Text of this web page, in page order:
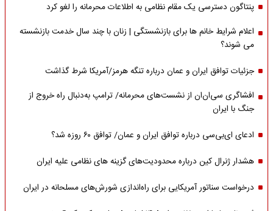
پنتاگون دسترسی یک مقام نظامی به اطلاعات محرمانه را لغو کرد
اعلام شرایط خانم ها برای بازنشستگی | زنان با چند سال خدمت بازنشسته
می شوند؟
جزئیات توافق ایران و عمان درباره تنگه هرمز/آمریکا شرط گذاشت
افشاگری سی‌ان‌ان از نشست‌های محرمانه/ ترامپ به‌دنبال راه خروج از
جنگ با ایران
ادعای ای‌بی‌سی درباره توافق ایران و عمان/ توافق ۶۰ روزه شد؟
هشدار ژنرال کین درباره محدودیت‌های گزینه های نظامی علیه ایران
درخواست سناتور آمریکایی برای راه‌اندازی شورش‌های مسلحانه در ایران